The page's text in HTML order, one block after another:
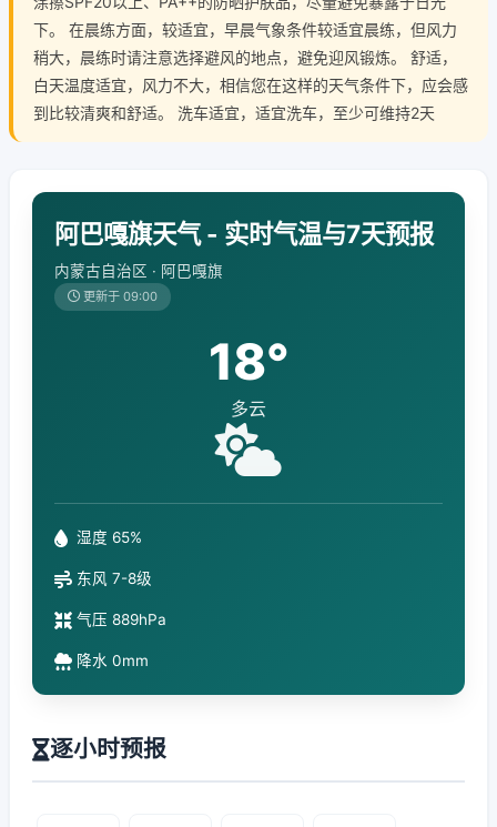
下。 在晨练方面，较适宜，早晨气象条件较适宜晨练，但风力
稍大，晨练时请注意选择避风的地点，避免迎风锻炼。 舒适，
白天温度适宜，风力不大，相信您在这样的天气条件下，应会感
到比较清爽和舒适。 洗车适宜，适宜洗车，至少可维持2天
阿巴嘎旗天气 - 实时气温与7天预报
内蒙古自治区 · 阿巴嘎旗
更新于 09:00
18°
多云
湿度 65%
东风 7-8级
气压 889hPa
降水 0mm
逐小时预报